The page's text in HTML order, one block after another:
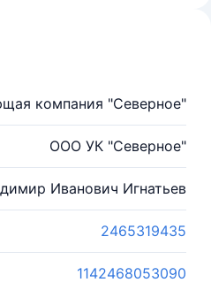
компания "Северное"
ООО УК "Северное"
Иванович Игнатьев
2465319435
1142468053090